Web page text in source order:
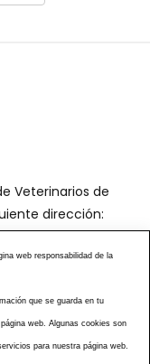
Veterinarios de
dirección:
web responsabilidad de la
que se guarda en tu
web. Algunas cookies son
para nuestra página web.